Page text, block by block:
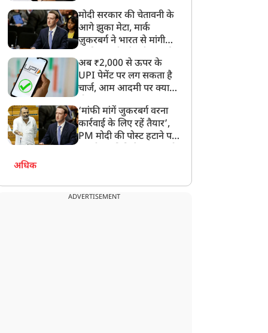
मोदी सरकार की चेतावनी के
आगे झुका मेटा, मार्क
ज़ुकरबर्ग ने भारत से मांगी
अब ₹2,000 से ऊपर के
UPI पेमेंट पर लग सकता है
चार्ज, आम आदमी पर क्या
‘मांफी मांगें जुकरबर्ग वरना
कार्रवाई के लिए रहें तैयार’,
PM मोदी की पोस्ट हटाने पर
अधिक
ADVERTISEMENT